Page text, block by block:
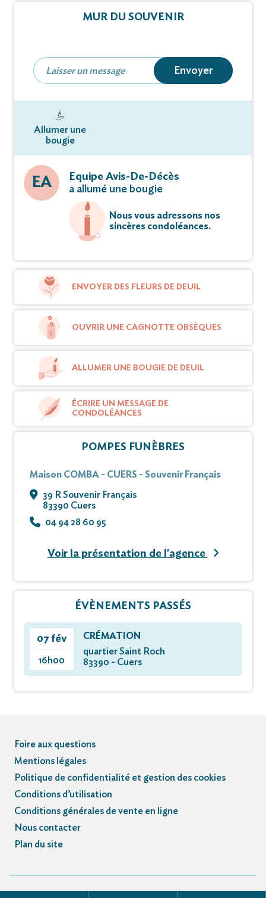
MUR DU SOUVENIR
Envoyer
Allumer une
bougie
EA
Equipe Avis-De-Décès
a allumé une bougie
Nous vous adressons nos
sincères condoléances.
ENVOYER DES FLEURS DE DEUIL
OUVRIR UNE CAGNOTTE OBSÈQUES
ALLUMER UNE BOUGIE DE DEUIL
ÉCRIRE UN MESSAGE DE
CONDOLÉANCES
POMPES FUNÈBRES
Maison COMBA - CUERS - Souvenir Français
39 R Souvenir Français
83390 Cuers
04 94 28 60 95
Voir la présentation de l'agence
ÉVÈNEMENTS PASSÉS
07 fév
16h00
CRÉMATION
quartier Saint Roch
83390 - Cuers
Foire aux questions
Mentions légales
Politique de confidentialité et gestion des cookies
Conditions d’utilisation
Conditions générales de vente en ligne
Nous contacter
Plan du site